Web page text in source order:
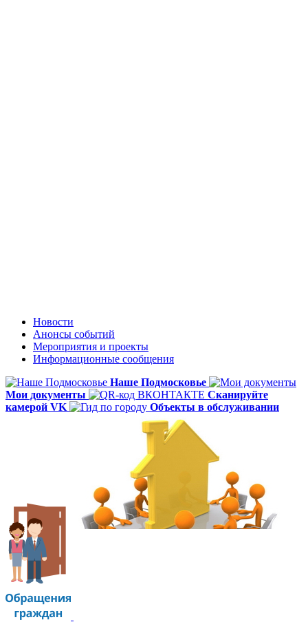
Новости
Анонсы событий
Мероприятия и проекты
Информационные сообщения
Наше Подмосковье
Мои документы
Сканируйте
камерой VK
Объекты в обслуживании